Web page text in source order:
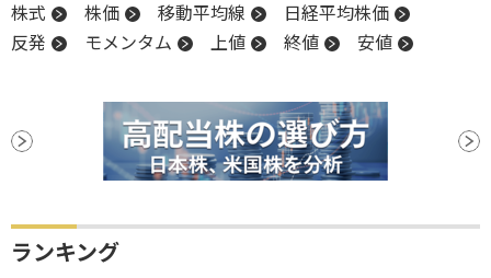
株式 株価 移動平均線
日経平均株価
反発
モメンタム 上値 終値 安値
ランキング